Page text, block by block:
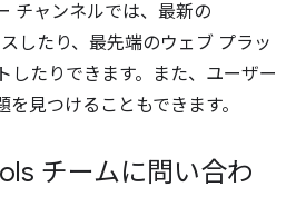
チャンネルでは、最新の
したり、最先端のウェブ プラッ
したりできます。また、ユーザー
見つけることもできます。
チームに問い合わ